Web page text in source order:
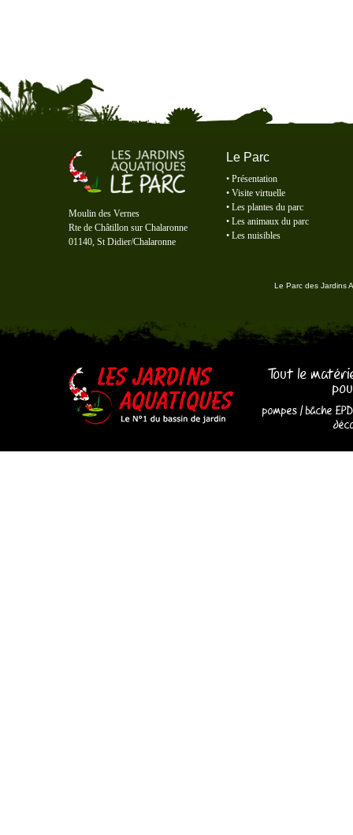
Moulin des Vernes
Rte de Châtillon sur Chalaronne
01140, St Didier/Chalaronne
Le Parc
• Présentation
• Visite virtuelle
• Les plantes du parc
• Les animaux du parc
• Les nuisibles
Le Parc des Jardins
Tout le
pompes /bâche